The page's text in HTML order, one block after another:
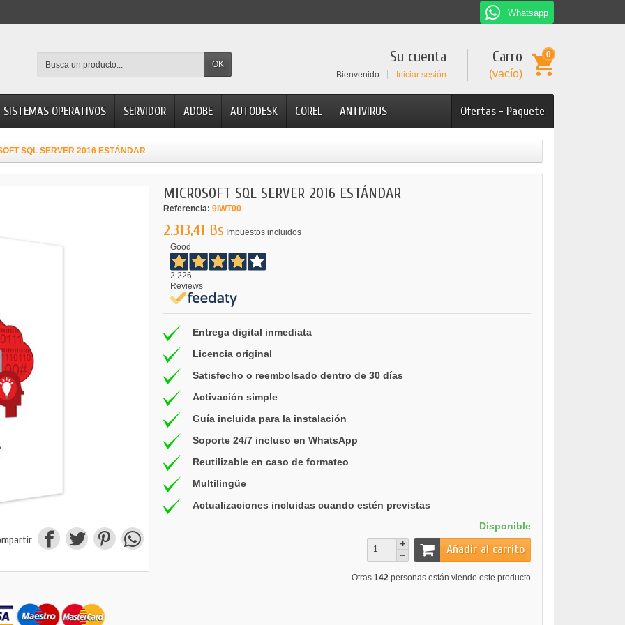
Whatsapp
OK Carro
(vacío)
0
Su cuenta
Bienvenido Iniciar sesión
Ofertas - Paquete
SISTEMAS OPERATIVOS SERVIDOR ADOBE AUTODESK COREL ANTIVIRUS
SQL SERVER 2016 ESTÁNDAR
MICROSOFT SQL SERVER 2016 ESTÁNDAR
Referencia: 9IWT00
2.313,41 Bs Impuestos incluidos
Good
2.226
Reviews
Entrega digital inmediata
Licencia original
Satisfecho o reembolsado dentro de 30 días
Activación simple
Guía incluida para la instalación
Soporte 24/7 incluso en WhatsApp
Reutilizable en caso de formateo
Multilingüe
Actualizaciones incluidas cuando estén previstas
Disponible
Añadir al carrito
Otras 142 personas están viendo este producto